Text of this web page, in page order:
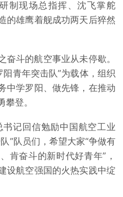
制现场总指挥、沈飞掌舵
的雄鹰着舰成功两天后猝然
斗的航空事业从未停歇。
青年突击队”为载体，组织
中学罗阳、做先锋，在推动
登。
记回信勉励中国航空工业
”队员们，希望大家“争做有
肯奋斗的新时代好青年”，
设航空强国的火热实践中绽